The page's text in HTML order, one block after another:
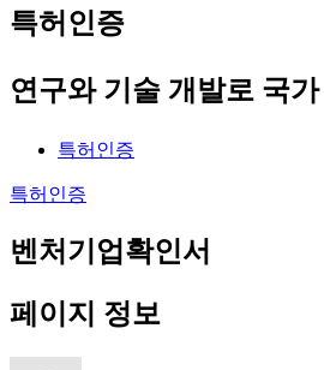
특허인증
연구와 기술 개발로 국
특허인증
특허인증
벤처기업확인서
페이지 정보